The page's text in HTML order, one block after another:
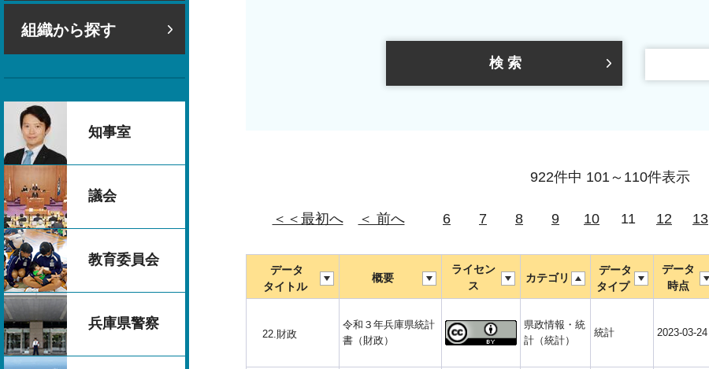
組織から探す
知事室
議会
教育委員会
兵庫県警察
922件中 101～110件表示
＜＜最初へ ＜ 前へ 6 7 8 9 10 11 12 13
データ
タイトル
概要
ライセン
ス
カテゴリ
データ
タイプ
データ
時点
22.財政
令和３年兵庫県統計
書（財政）
県政情報・統
計（統計）
統計 2023-03-24